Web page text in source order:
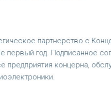
партнерство с
первый год. Подписанное
предприятия концерна,